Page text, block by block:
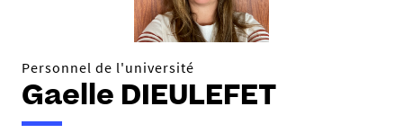
Personnel de l'université
Gaelle DIEULEFET